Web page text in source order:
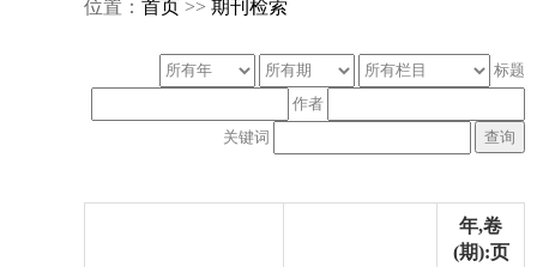
位置： 首页 >> 期刊检索
标题
作者
关键词
年,卷
(期):页